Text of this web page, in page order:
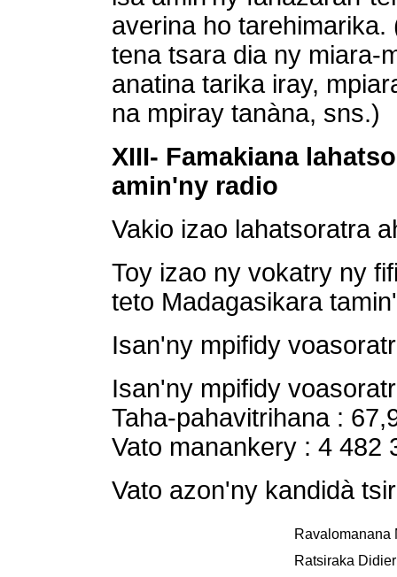
averina ho
tena tsara dia ny miara-
anatina tarika iray,
na mpiray tanàna, sns.)
XIII- Famakiana
amin'ny radio
Vakio izao lahatsoratra
Toy izao ny vokatry ny
teto Madagasikara
Isan'ny mpifidy
Isan'ny mpifidy
Taha-pahavitrihana :
Vato manankery : 4 482
Vato azon'ny kandidà
Ravalomanana
Ratsiraka